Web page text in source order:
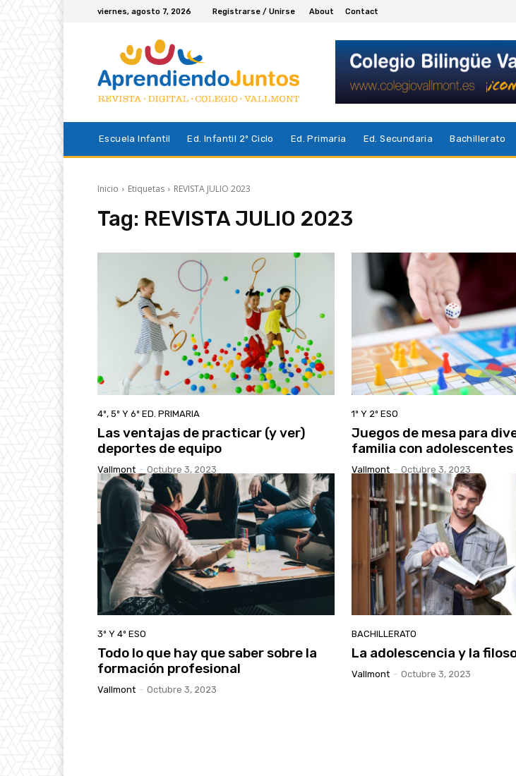
viernes, agosto 7, 2026 Registrarse / Unirse About Contact
Escuela Infantil Ed. Infantil 2º Ciclo Ed. Primaria Ed. Secundaria Bachillerato
Inicio Etiquetas REVISTA JULIO 2023
Tag: REVISTA JULIO 2023
4º, 5º Y 6º ED. PRIMARIA
Las ventajas de practicar (y ver)
deportes de equipo
Vallmont - Octubre 3, 2023
1º Y 2º ESO
Juegos de mesa para
familia con adolescentes
Vallmont - Octubre 3, 2023
3º Y 4º ESO
Todo lo que hay que saber sobre la
formación profesional
Vallmont - Octubre 3, 2023
BACHILLERATO
La adolescencia y la
Vallmont - Octubre 3, 2023